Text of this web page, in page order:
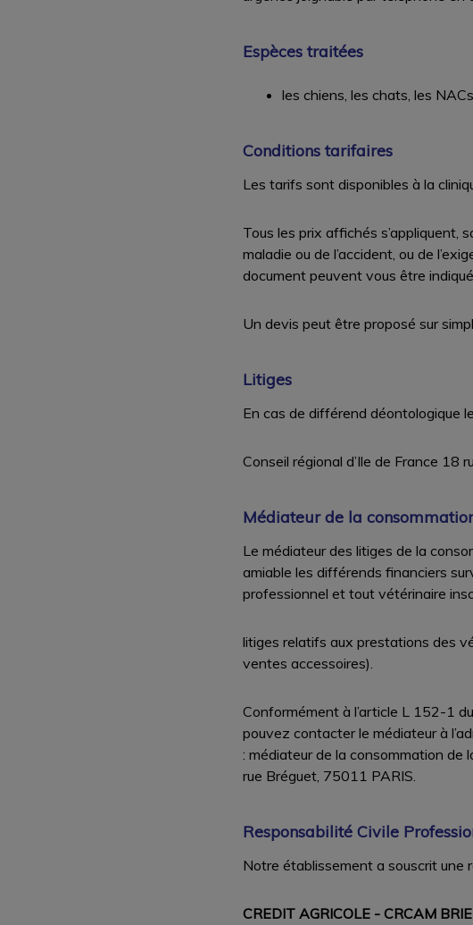
Espèces traitées
les chiens, les chats, les NACs
Conditions tarifaires
Les tarifs sont disponibles à la
Tous les prix affichés s’appliquent,
maladie ou de l’accident, ou de
document peuvent vous être
Un devis peut être proposé sur
Litiges
En cas de différend déontologique
Conseil régional d’Ile de France 18
Médiateur de la
Le médiateur des litiges de la
amiable les différends financiers
professionnel et tout vétérinaire
litiges relatifs aux prestations des
ventes accessoires).
Conformément à l’article L 152-1
pouvez contacter le médiateur à
: médiateur de la consommation de
rue Bréguet, 75011 PARIS.
Responsabilité Civile
Notre établissement a souscrit une
CREDIT AGRICOLE - CRCAM